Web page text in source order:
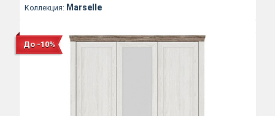
Коллекция: Marselle
До -10%